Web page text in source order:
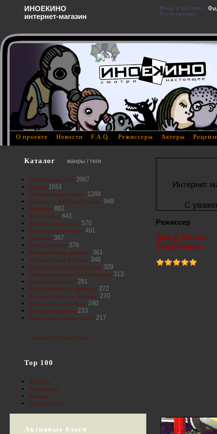
Интернет
С
Режиссер
Джо Д'Амато
Joe D'Amato
Каталог жанры / теги
Зарубежные х/ф 3987
Драма 1551
Отечественное кино 1284
Артхаус - Авторское кино 949
Комедия 882
Мелодрама 641
Французское кино 570
Классика Голливуда 491
Триллер 387
Балет и танец 378
Исторические фильмы 361
Музыкальные фильмы 348
Приключенческие фильмы 329
Оперы и классическая музыка 313
Английское кино 291
Биографические фильмы 272
Документальные фильмы 270
Итальянские фильмы 240
Военные фильмы 233
Новое российское кино 217
полное облако тегов
Top 100
Фильмы
Режиссеры
Актеры
Пользователи
Активные блоги
О проекте Новости F.A.Q. Режиссеры Актеры
ИНОЕКИНО
интернет-магазин
Вход в кабинет
Регистрация